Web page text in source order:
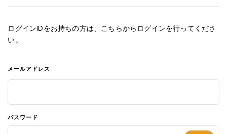
ログインIDをお持ちの方は、こちらからログインを行ってくださ
い。
メールアドレス
パスワード